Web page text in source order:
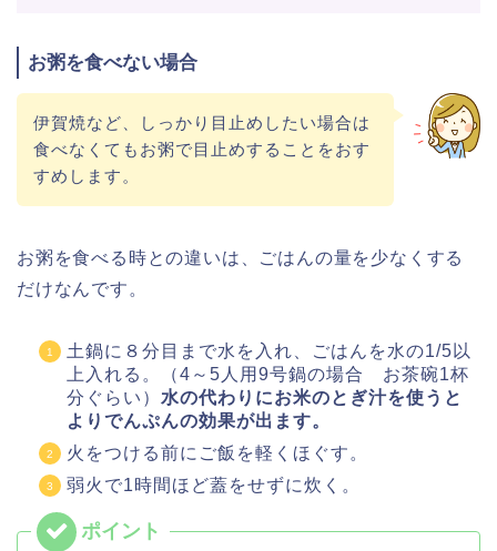
お粥を食べない場合
伊賀焼など、しっかり目止めしたい場合は
食べなくてもお粥で目止めすることをおす
すめします。
お粥を食べる時との違いは、ごはんの量を少なくする
だけなんです。
土鍋に８分目まで水を入れ、ごはんを水の1/5以
上入れる。（4～5人用9号鍋の場合 お茶碗1杯
分ぐらい） 水の代わりにお米のとぎ汁を使うと
よりでんぷんの効果が出ます。
火をつける前にご飯を軽くほぐす。
弱火で1時間ほど蓋をせずに炊く。